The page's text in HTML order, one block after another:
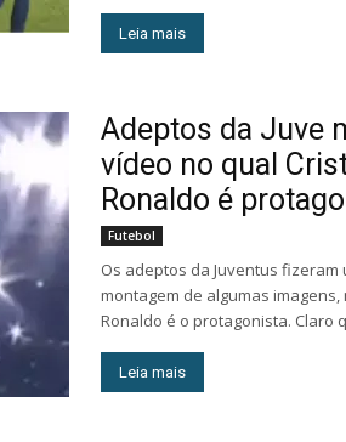
Leia mais
Adeptos da Juve
vídeo no qual
Ronaldo é
Futebol
Os adeptos da Juventus fizeram
montagem de algumas imagens,
Ronaldo é o protagonista. Claro
Leia mais